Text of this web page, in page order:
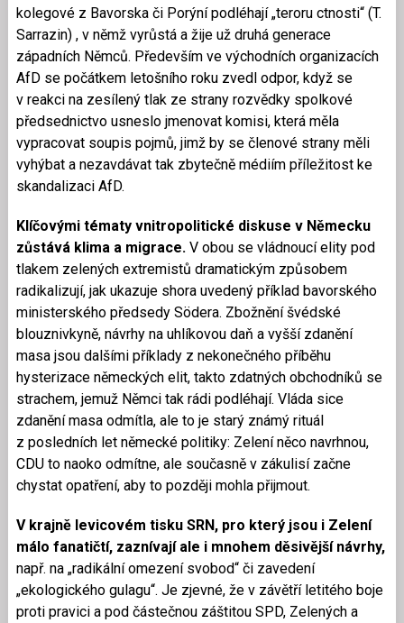
kolegové z Bavorska či Porýní podléhají „teroru ctnosti“ (T.
Sarrazin) , v němž vyrůstá a žije už druhá generace
západních Němců. Především ve východních organizacích
AfD se počátkem letošního roku zvedl odpor, když se
v reakci na zesílený tlak ze strany rozvědky spolkové
předsednictvo usneslo jmenovat komisi, která měla
vypracovat soupis pojmů, jimž by se členové strany měli
vyhýbat a nezavdávat tak zbytečně médiím příležitost ke
skandalizaci AfD.
Klíčovými tématy vnitropolitické diskuse v Německu
zůstává klima a migrace. V obou se vládnoucí elity pod
tlakem zelených extremistů dramatickým způsobem
radikalizují, jak ukazuje shora uvedený příklad bavorského
ministerského předsedy Södera. Zbožnění švédské
blouznivkyně, návrhy na uhlíkovou daň a vyšší zdanění
masa jsou dalšími příklady z nekonečného příběhu
hysterizace německých elit, takto zdatných obchodníků se
strachem, jemuž Němci tak rádi podléhají. Vláda sice
zdanění masa odmítla, ale to je starý známý rituál
z posledních let německé politiky: Zelení něco navrhnou,
CDU to naoko odmítne, ale současně v zákulisí začne
chystat opatření, aby to později mohla přijmout.
V krajně levicovém tisku SRN, pro který jsou i Zelení
málo fanatičtí, zaznívají ale i mnohem děsivější návrhy,
např. na „radikální omezení svobod“ či zavedení
„ekologického gulagu“. Je zjevné, že v závětří letitého boje
proti pravici a pod částečnou záštitou SPD, Zelených a